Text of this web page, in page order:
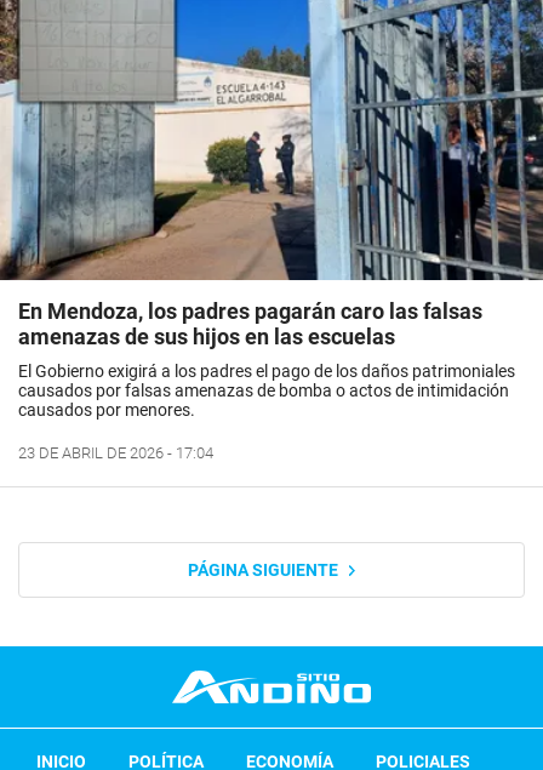
En Mendoza, los padres pagarán caro las falsas
amenazas de sus hijos en las escuelas
El Gobierno exigirá a los padres el pago de los daños patrimoniales
causados por falsas amenazas de bomba o actos de intimidación
causados por menores.
23 DE ABRIL DE 2026 - 17:04
PÁGINA SIGUIENTE
INICIO POLÍTICA ECONOMÍA POLICIALES